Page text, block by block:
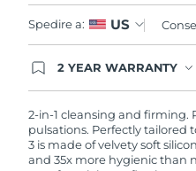
Spedire a: US
2 YEAR WARRANTY
issues within 2-year of
replace your product
2-in-1 cleansing and firming.
pulsations. Perfectly tailored
3 is made of velvety soft
and 35x more hygienic than